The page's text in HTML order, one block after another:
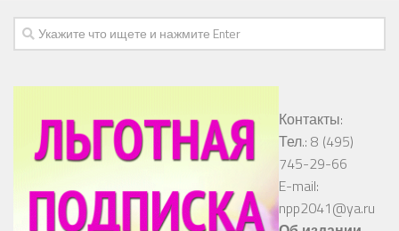
Контакты:
Тел.: 8 (495)
745-29-66
E-mail:
npp2041@ya.ru